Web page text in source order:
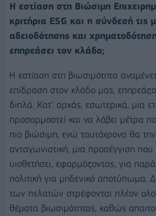
Η εστίαση στη Βιώσιμη
κριτήρια ESG και η σύνδεσή τις
αδειοδότησης και
επηρεάσει τον κλάδο;
Η εστίαση στη βιωσιμότητα
επίδραση στον κλάδο μας,
διπλά. Κατ’ αρχάς, εσωτερικά, μια
προσαρμοστεί και να λάβει μέτρα
πιο βιώσιμη, ενώ ταυτόχρονα θα
ανταγωνιστική, μια προσέγγιση που
υιοθετήσει, εφαρμόζοντας, για
πολιτική για μηδενικό αποτύπωμα.
των πελατών στρέφονται πλέον
θέματα βιωσιμότητας, καθώς